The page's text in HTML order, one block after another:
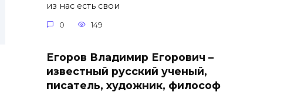
из нас есть свои
0 149
Егоров Владимир Егорович –
известный русский ученый,
писатель, художник, философ